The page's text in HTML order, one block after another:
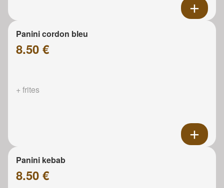
Panini cordon bleu
8.50 €
+ frites
Panini kebab
8.50 €